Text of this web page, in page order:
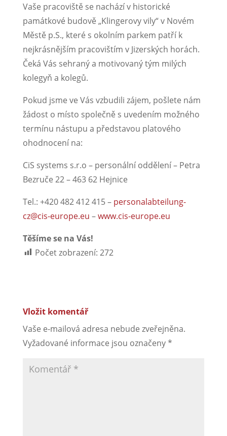
Vaše pracoviště se nachází v historické
památkové budově „Klingerovy vily“ v Novém
Městě p.S., které s okolním parkem patří k
nejkrásnějším pracovištím v Jizerských horách.
Čeká Vás sehraný a motivovaný tým milých
kolegyň a kolegů.
Pokud jsme ve Vás vzbudili zájem, pošlete nám
žádost o místo společně s uvedením možného
termínu nástupu a představou platového
ohodnocení na:
CiS systems s.r.o – personální oddělení – Petra
Bezruče 22 – 463 62 Hejnice
Tel.: +420 482 412 415 – personalabteilung-
cz@cis-europe.eu –www.cis-europe.eu
Těšíme se na Vás!
Počet zobrazení: 272
Vložit komentář
Vaše e-mailová adresa nebude zveřejněna.
Vyžadované informace jsou označeny*